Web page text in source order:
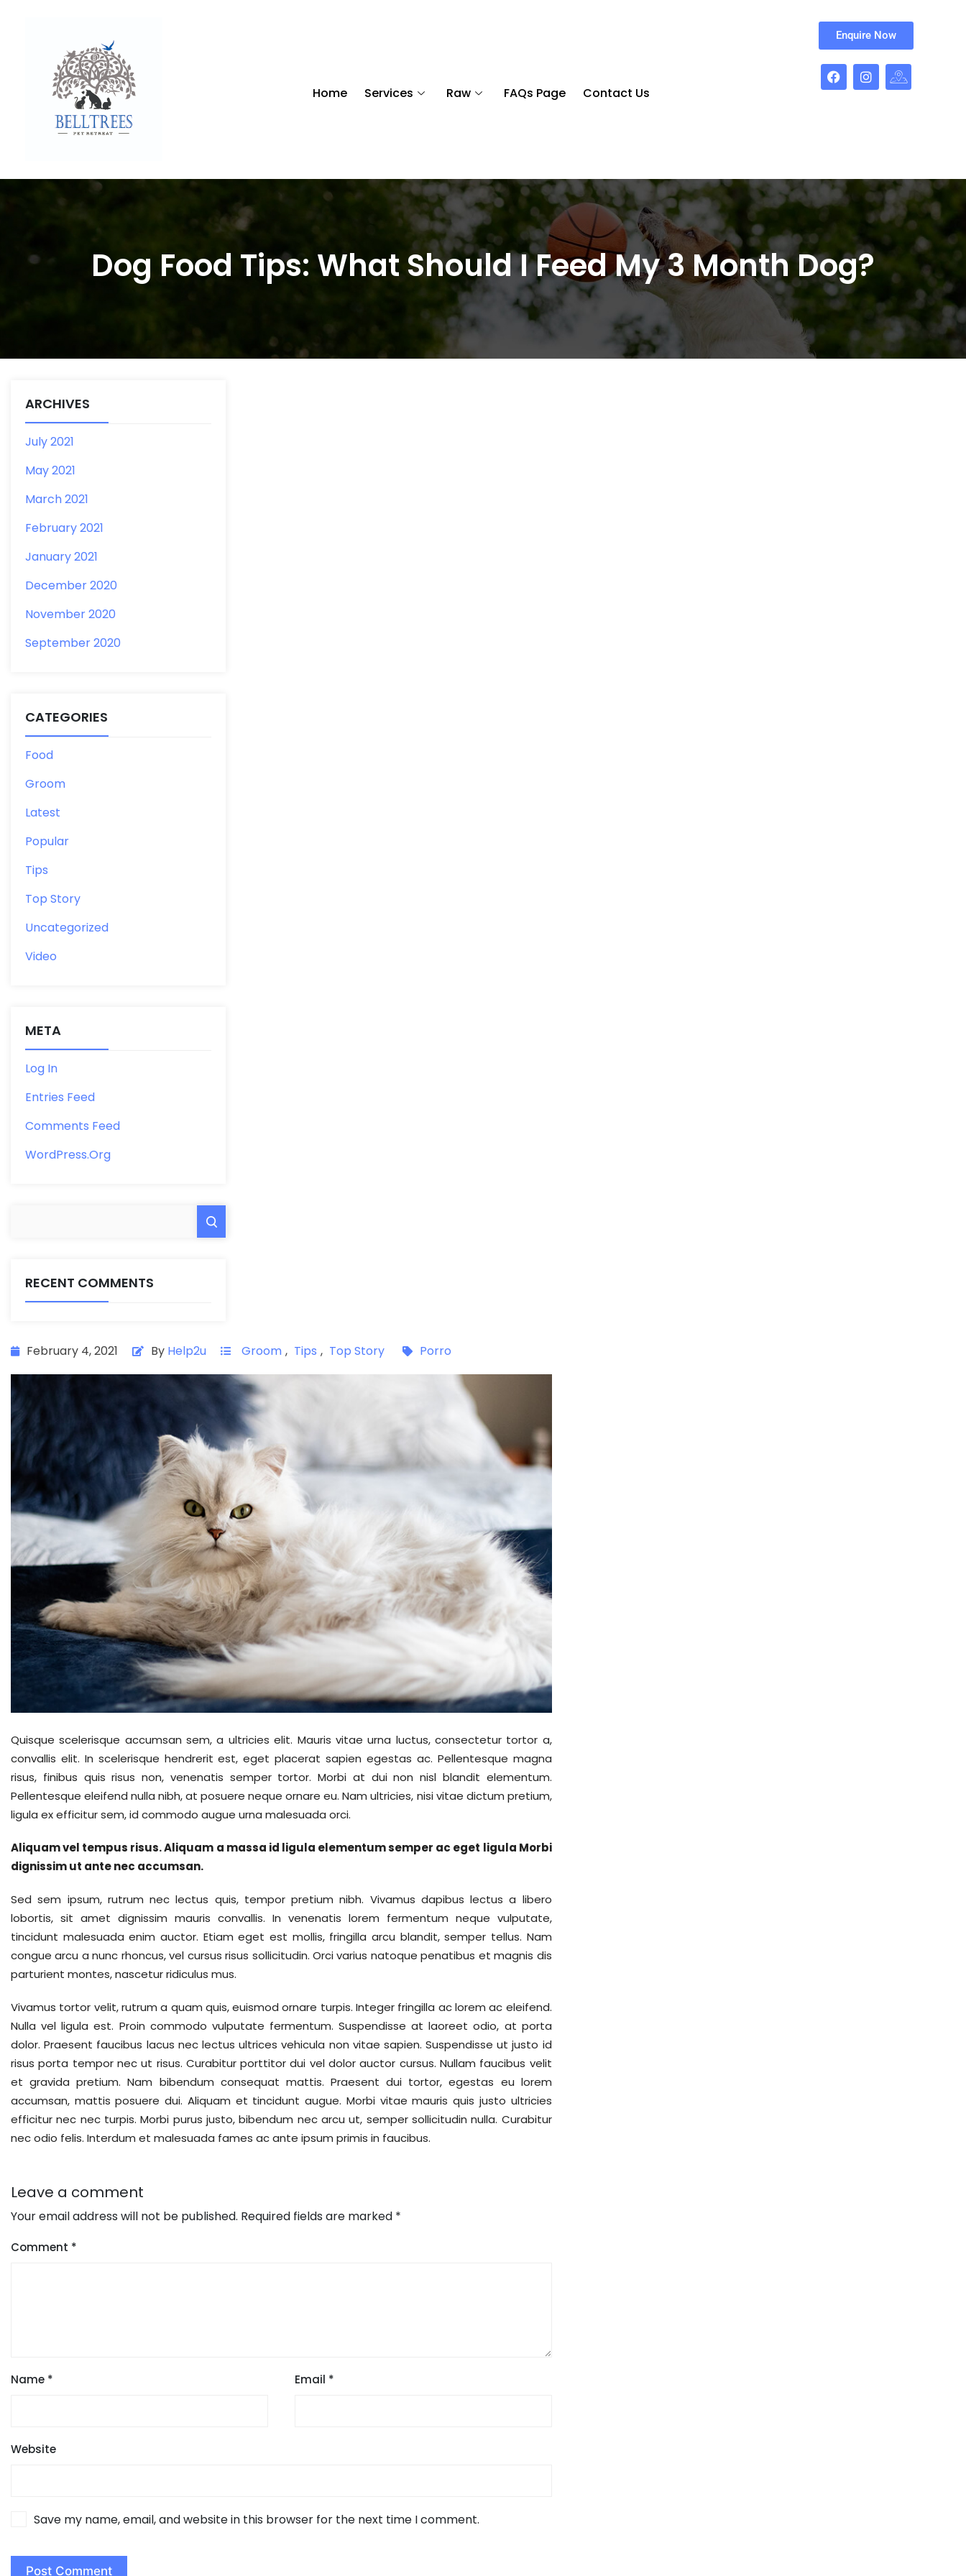
Home Services Raw FAQs Page Contact Us
Enquire Now
Dog Food Tips: What Should I Feed My 3 Month Dog?
ARCHIVES
July 2021
May 2021
March 2021
February 2021
January 2021
December 2020
November 2020
September 2020
CATEGORIES
Food
Groom
Latest
Popular
Tips
Top Story
Uncategorized
Video
META
Log In
Entries Feed
Comments Feed
WordPress.org
RECENT COMMENTS
February 4, 2021 By Help2u Groom , Tips , Top Story Porro
Quisque scelerisque accumsan sem, a ultricies elit. Mauris vitae urna luctus, consectetur tortor a,
convallis elit. In scelerisque hendrerit est, eget placerat sapien egestas ac. Pellentesque magna
risus, finibus quis risus non, venenatis semper tortor. Morbi at dui non nisl blandit elementum.
Pellentesque eleifend nulla nibh, at posuere neque ornare eu. Nam ultricies, nisi vitae dictum pretium,
ligula ex efficitur sem, id commodo augue urna malesuada orci.
Aliquam vel tempus risus. Aliquam a massa id ligula elementum semper ac eget ligula Morbi
dignissim ut ante nec accumsan.
Sed sem ipsum, rutrum nec lectus quis, tempor pretium nibh. Vivamus dapibus lectus a libero
lobortis, sit amet dignissim mauris convallis. In venenatis lorem fermentum neque vulputate,
tincidunt malesuada enim auctor. Etiam eget est mollis, fringilla arcu blandit, semper tellus. Nam
congue arcu a nunc rhoncus, vel cursus risus sollicitudin. Orci varius natoque penatibus et magnis dis
parturient montes, nascetur ridiculus mus.
Vivamus tortor velit, rutrum a quam quis, euismod ornare turpis. Integer fringilla ac lorem ac eleifend.
Nulla vel ligula est. Proin commodo vulputate fermentum. Suspendisse at laoreet odio, at porta
dolor. Praesent faucibus lacus nec lectus ultrices vehicula non vitae sapien. Suspendisse ut justo id
risus porta tempor nec ut risus. Curabitur porttitor dui vel dolor auctor cursus. Nullam faucibus velit
et gravida pretium. Nam bibendum consequat mattis. Praesent dui tortor, egestas eu lorem
accumsan, mattis posuere dui. Aliquam et tincidunt augue. Morbi vitae mauris quis justo ultricies
efficitur nec nec turpis. Morbi purus justo, bibendum nec arcu ut, semper sollicitudin nulla. Curabitur
nec odio felis. Interdum et malesuada fames ac ante ipsum primis in faucibus.
Leave a comment
Your email address will not be published. Required fields are marked *
Comment *
Name * Email *
Website
Save my name, email, and website in this browser for the next time I comment.